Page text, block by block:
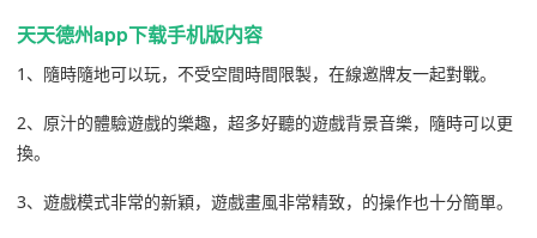
天天德州app下载手机版内容
1、隨時隨地可以玩，不受空間時間限製，在線邀牌友一起對戰。
2、原汁的體驗遊戲的樂趣，超多好聽的遊戲背景音樂，隨時可以更
換。
3、遊戲模式非常的新穎，遊戲畫風非常精致，的操作也十分簡單。